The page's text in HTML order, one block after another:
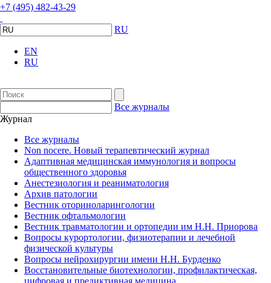
+7 (495) 482-43-29
RU
EN
RU
Все журналы
Журнал
Все журналы
Non nocere. Новый терапевтический журнал
Адаптивная медицинская иммунология и вопросы
общественного здоровья
Анестезиология и реаниматология
Архив патологии
Вестник оториноларингологии
Вестник офтальмологии
Вестник травматологии и ортопедии им Н.Н. Приорова
Вопросы курортологии, физиотерапии и лечебной
физической культуры
Вопросы нейрохирургии имени Н.Н. Бурденко
Восстановительные биотехнологии, профилактическая,
цифровая и предиктивная медицина